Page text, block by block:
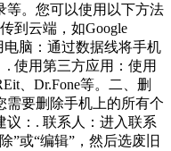
等。您可以使用以下方法
到云端，如Google
电脑：通过数据线将手机
使用第三方应用：使用
、Dr.Fone等。二、删
需要删除手机上的所有个
议：. 联系人：进入联系
”或“编辑”，然后选废旧